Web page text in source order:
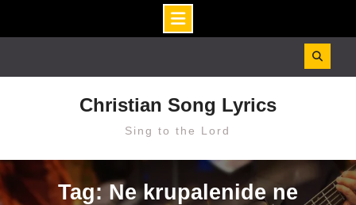
Christian Song Lyrics
Sing to the Lord
Tag: Ne krupalenide ne